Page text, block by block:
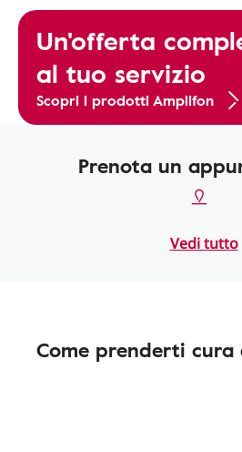
Un'offerta
al tuo servizio
Scopri i prodotti Amplifon
Prenota un
Vedi tutto
Come prenderti